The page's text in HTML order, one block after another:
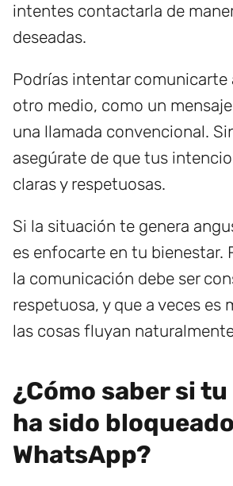
intentes contactarla de
deseadas.
Podrías intentar comunicarte
otro medio, como un
una llamada convencional.
asegúrate de que tus
claras y respetuosas.
Si la situación te genera
es enfocarte en tu bienestar.
la comunicación debe ser
respetuosa, y que a veces es
las cosas fluyan
¿Cómo saber si
ha sido
WhatsApp?